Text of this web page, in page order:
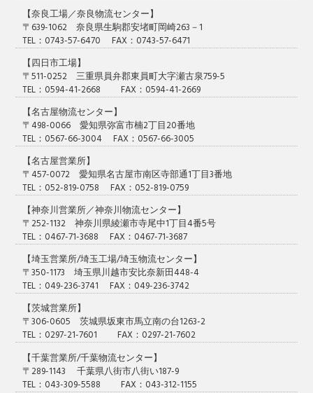
【奈良工場／奈良物流センター】
〒639-1062 奈良県生駒郡安堵町岡崎263－1
TEL：0743-57-6470 FAX：0743-57-6471
【四日市工場】
〒511-0252 三重県員弁郡東員町大字瀬古泉759-5
TEL：0594-41-2668 FAX：0594-41-2669
【名古屋物流センター】
〒498-0066 愛知県弥富市楠2丁目20番地
TEL：0567-66-3004 FAX：0567-66-3005
【名古屋営業所】
〒457-0072 愛知県名古屋市南区寺部通1丁目3番地
TEL：052-819-0758 FAX：052-819-0759
【神奈川営業所／神奈川物流センター】
〒252-1132 神奈川県綾瀬市寺尾中1丁目4番5号
TEL：0467-71-3688 FAX：0467-71-3687
【埼玉営業所/埼玉工場/埼玉物流センター】
〒350-1173 埼玉県川越市安比奈新田448-4
TEL：049-236-3741 FAX：049-236-3742
【茨城営業所】
〒306-0605 茨城県坂東市馬立南の台1263-2
TEL：0297-21-7601 FAX：0297-21-7602
【千葉営業所/千葉物流センター】
〒289-1143 千葉県八街市八街い187-9
TEL：043-309-5588 FAX：043-312-1155